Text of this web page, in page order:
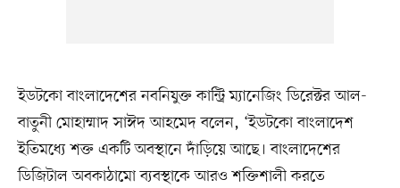
ইডটকো বাংলাদেশের নবনিযুক্ত কান্ট্রি ম্যানেজিং ডিরেক্টর আল-
বাতুনী মোহাম্মাদ সাঈদ আহমেদ বলেন, ‘ইডটকো বাংলাদেশ
ইতিমধ্যে শক্ত একটি অবস্থানে দাঁড়িয়ে আছে। বাংলাদেশের
ডিজিটাল অবকাঠামো ব্যবস্থাকে আরও শক্তিশালী করতে